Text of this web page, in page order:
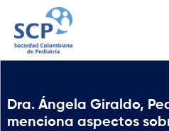
Dra. Ángela Giraldo,
menciona aspectos